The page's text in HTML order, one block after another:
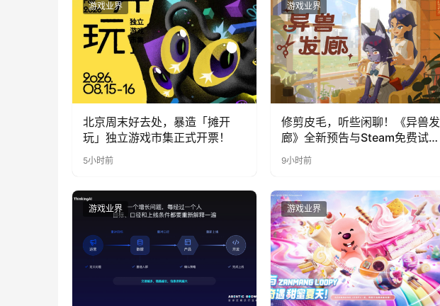
游戏业界
北京周末好去处，暴造「摊开
玩」独立游戏市集正式开票！
5小时前
游戏业界
修剪皮毛，听些闲聊！《异兽发
廊》全新预告与Steam免费试玩
公开
9小时前
游戏业界 游戏业界